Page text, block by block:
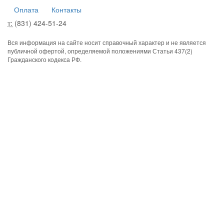
Оплата
Контакты
т: (831) 424-51-24
Вся информация на сайте носит справочный характер и не является
публичной офертой, определяемой положениями Статьи 437(2)
Гражданского кодекса РФ.